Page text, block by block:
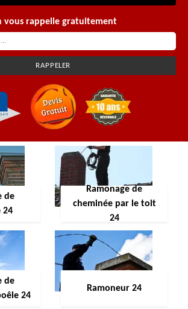
vous rappelle gratuitement
de
24
Ramonage de
cheminée par le toit
24
de
24
Ramoneur 24